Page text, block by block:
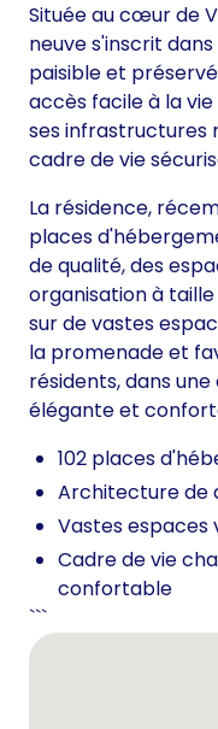
Située au cœur de
neuve s'inscrit
paisible et
accès facile à la
ses infrastructures
cadre de vie
La résidence,
places
de qualité, des
organisation à
sur de vastes
la promenade et
résidents, dans
élégante et
102 places
Architecture de
Vastes espaces
Cadre de vie
confortable
```